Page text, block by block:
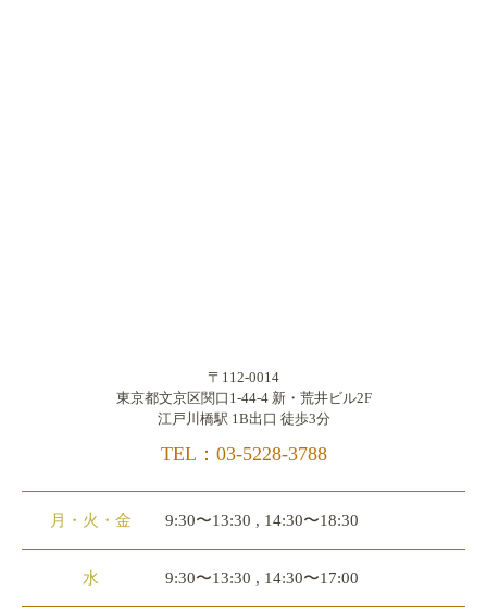
〒112-0014
東京都文京区関口1-44-4 新・荒井ビル2F
江戸川橋駅 1B出口 徒歩3分
TEL：03-5228-3788
月・火・金 9:30〜13:30 , 14:30〜18:30
水 9:30〜13:30 , 14:30〜17:00